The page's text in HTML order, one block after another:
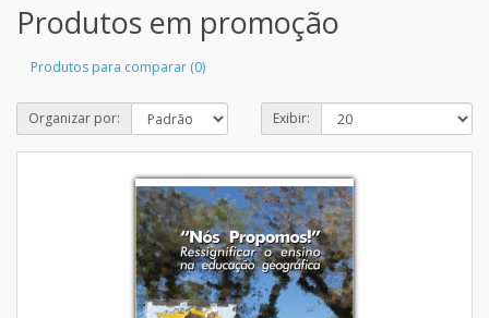
Produtos em promoção
Produtos para comparar (0)
Organizar por: Exibir: